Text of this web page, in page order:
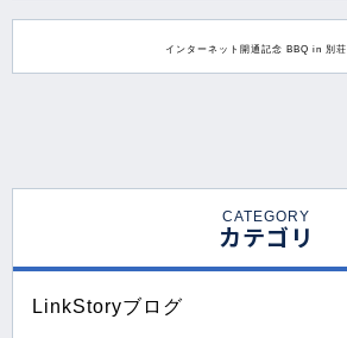
インターネット開通記念 BBQ in 別荘
CATEGORY
カテゴリ
LinkStoryブログ